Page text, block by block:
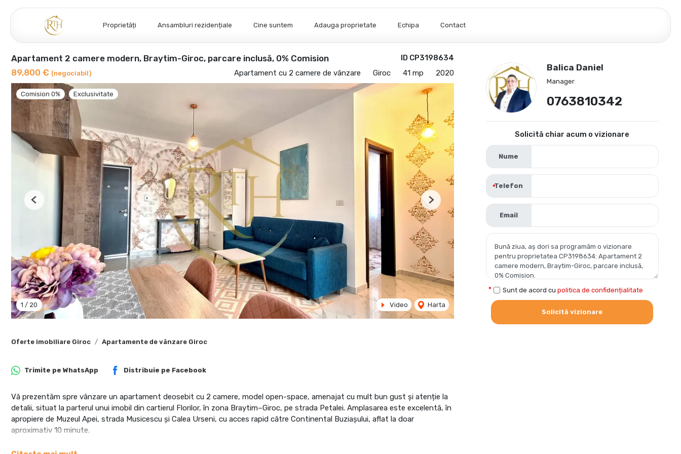
Proprietăți Ansambluri rezidențiale Cine suntem Adauga proprietate Echipa Contact
ID CP3198634
Apartament 2 camere modern, Braytim-Giroc, parcare inclusă, 0% Comision
89,800 € (negociabil) Apartament cu 2 camere de vânzare Giroc 41 mp 2020
Comision 0% Exclusivitate
1 / 20 Video Harta
Previous Next
Oferte imobiliare Giroc Apartamente de vânzare Giroc
Trimite pe WhatsApp Distribuie pe Facebook
Vă prezentăm spre vânzare un apartament deosebit cu 2 camere, model open-space, amenajat cu mult bun gust și atenție la
detalii, situat la parterul unui imobil din cartierul Florilor, în zona Braytim–Giroc, pe strada Petalei. Amplasarea este excelentă, în
apropiere de Muzeul Apei, strada Musicescu și Calea Urseni, cu acces rapid către Continental Buziașului, aflat la doar
aproximativ 10 minute.
Apartamentul are o suprafață utilă de 41 mp și este compartimentat eficient într-un living luminos cu bucătărie open-space, un
Balica Daniel
Manager
0763810342
Solicită chiar acum o vizionare
Nume
Telefon
Email
Sunt de acord cu politica de confidențialitate
Solicită vizionare